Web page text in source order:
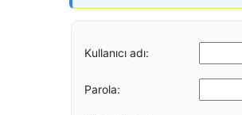
Kullanıcı adı:
Parola: